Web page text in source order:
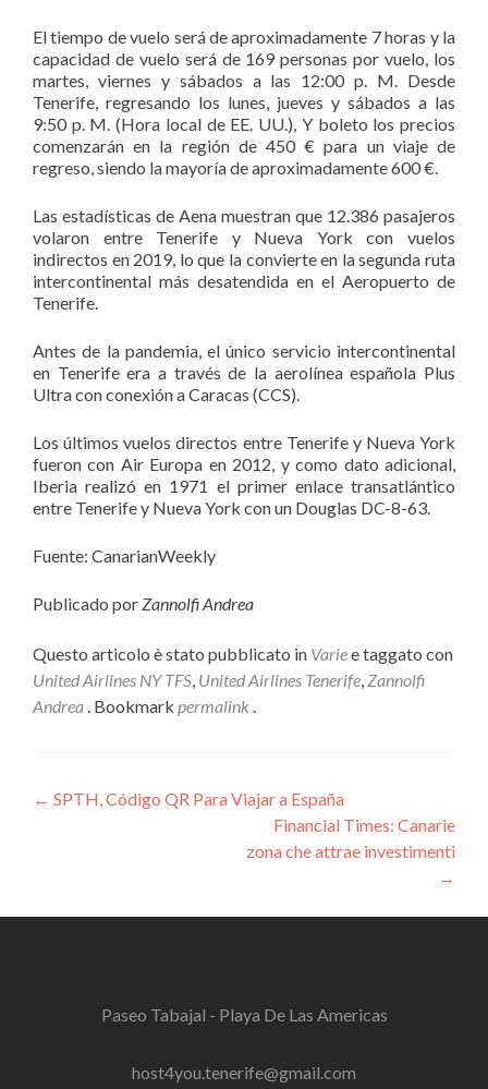
El tiempo de vuelo será de aproximadamente 7 horas y la
capacidad de vuelo será de 169 personas por vuelo, los
martes, viernes y sábados a las 12:00 p. M. Desde
Tenerife, regresando los lunes, jueves y sábados a las
9:50 p. M. (Hora local de EE. UU.), Y boleto los precios
comenzarán en la región de 450 € para un viaje de
regreso, siendo la mayoría de aproximadamente 600 €.
Las estadísticas de Aena muestran que 12.386 pasajeros
volaron entre Tenerife y Nueva York con vuelos
indirectos en 2019, lo que la convierte en la segunda ruta
intercontinental más desatendida en el Aeropuerto de
Tenerife.
Antes de la pandemia, el único servicio intercontinental
en Tenerife era a través de la aerolínea española Plus
Ultra con conexión a Caracas (CCS).
Los últimos vuelos directos entre Tenerife y Nueva York
fueron con Air Europa en 2012, y como dato adicional,
Iberia realizó en 1971 el primer enlace transatlántico
entre Tenerife y Nueva York con un Douglas DC-8-63.
Fuente: CanarianWeekly
Publicado porZannolfi Andrea
Questo articolo è stato pubblicato in Variee taggato con
United Airlines NY TFS, United Airlines Tenerife, Zannolfi
Andrea . Bookmark permalink .
Navigazione
← SPTH, Código QR Para Viajar a España
Financial Times: Canarie
zona che attrae investimenti
→
Paseo Tabajal - Playa De Las Americas
host4you.tenerife@gmail.com